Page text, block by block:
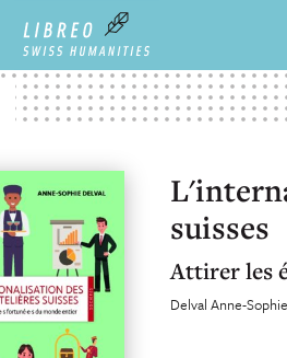
suisses
Attirer les
Delval Anne-Sophie